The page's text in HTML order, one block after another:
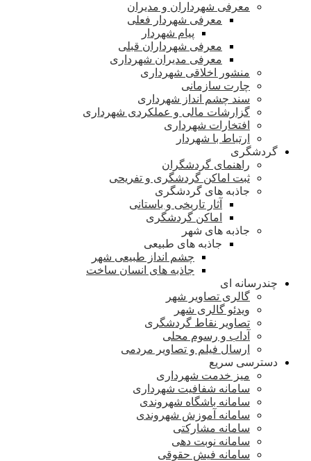
معرفی شهرداران و مدیران
معرفی شهردار فعلی
پیام شهردار
معرفی شهرداران قبلی
معرفی مدیران شهرداری
منشور اخلاقی شهرداری
چارت سازمانی
سند چشم انداز شهرداری
گزارشات مالی و عملکردی شهرداری
افتخارات شهرداری
ارتباط با شهردار
گردشگری
راهنمای گردشگران
ثبت اماکن گردشگری و تفریحی
جاذبه های گردشگری
آثار تاریخی و باستانی
اماکن گردشگری
جاذبه های شهر
جاذبه های طبیعی
چشم انداز طبیعی شهر
جاذبه های انسان ساخت
چندرسانه ای
گالری تصاویر شهر
ویدئو گالری شهر
تصاویر نقاط گردشگری
آداب و رسوم محلی
ارسال فیلم و تصاویر مردمی
دسترسی سریع
میز خدمت شهرداری
سامانه شفافیت شهرداری
سامانه باشگاه شهروندی
سامانه آموزش شهروندی
سامانه مشارکتی
سامانه نوبت دهی
سامانه فیش حقوقی